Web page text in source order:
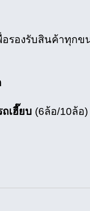
อรองรับสินค้าทุกข
ถเฮี๊ยบ (6ล้อ/10ล้อ)